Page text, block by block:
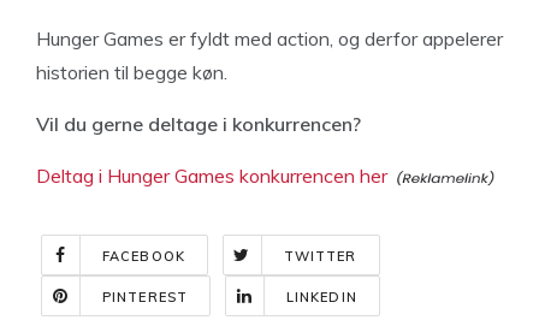
Hunger Games er fyldt med action, og derfor appelerer
historien til begge køn.
Vil du gerne deltage i konkurrencen?
Deltag i Hunger Games konkurrencen her
FACEBOOK TWITTER
PINTEREST LINKEDIN